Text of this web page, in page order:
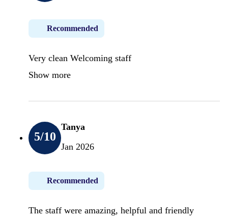
Recommended
Very clean Welcoming staff
Show more
5/10
Tanya
Jan 2026
Recommended
The staff were amazing, helpful and friendly